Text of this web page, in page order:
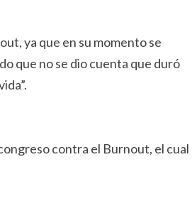
ya que en su momento se
que no se dio cuenta que duró
contra el Burnout, el cual